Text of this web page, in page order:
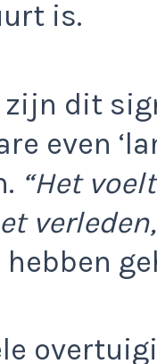
is.
dit
even
“Het